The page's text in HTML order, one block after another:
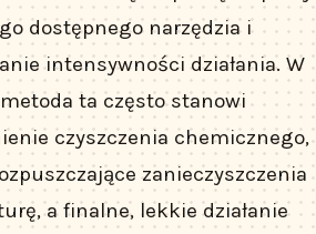
dostępnego narzędzia i
intensywności działania. W
ta często stanowi
czyszczenia chemicznego,
zanieczyszczenia
a finalne, lekkie działanie